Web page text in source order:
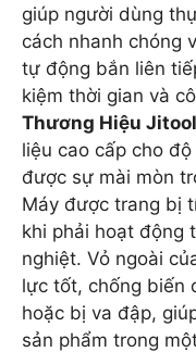
giúp người dùng
cách nhanh chóng
tự động bắn liên
kiệm thời gian và
Thương Hiệu
liệu cao cấp cho
được sự mài mòn
Máy được trang bị
khi phải hoạt động
nghiệt. Vỏ ngoài
lực tốt, chống biến
hoặc bị va đập,
sản phẩm trong